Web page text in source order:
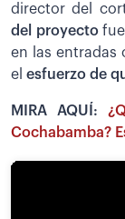
director del
del proyecto
en las entradas
el esfuerzo de
MIRA AQUÍ:
Cochabamba?